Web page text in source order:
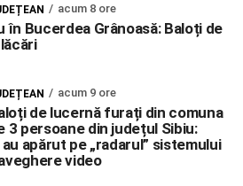
acum 8 ore
în Bucerdea Grânoasă: Baloți de
acum 9 ore
de lucernă furați din comuna
3 persoane din județul Sibiu:
apărut pe „radarul” sistemului
video